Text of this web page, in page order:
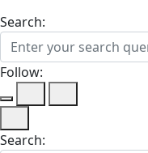
Search:
Follow:
Search: